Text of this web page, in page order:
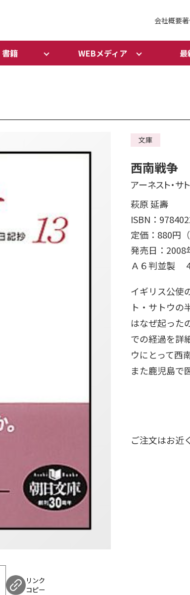
会社概要
書籍 WEBメディア 最
リンク
コピー
文庫
西南戦争
アーネスト・サ
萩原 延壽
ISBN：
定価：880円（
発売日：2008
Ａ６判並製
イギリス公使
ト・サトウの
はなぜ起った
での経過を詳
ウにとって西
また鹿児島で
ご注文はお近